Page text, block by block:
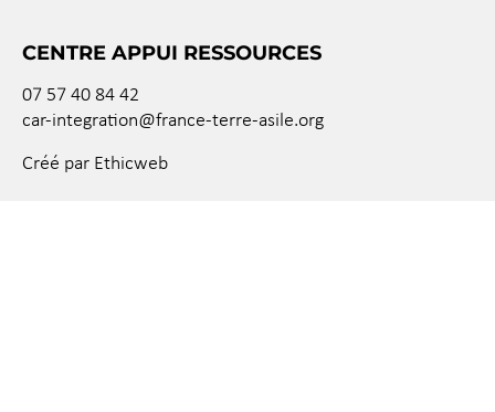
CENTRE APPUI RESSOURCES
07 57 40 84 42
car-integration@france-terre-asile.org
Créé par Ethicweb